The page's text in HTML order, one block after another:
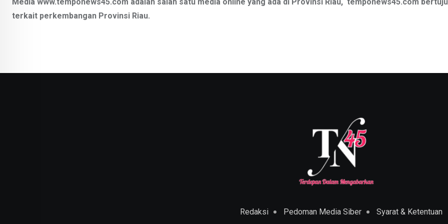
terkait perkembangan Provinsi Riau.
Redaksi Pedoman Media Siber Syarat & Ketentuan